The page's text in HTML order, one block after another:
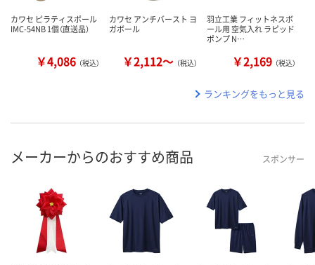
カワセ ピラティスポール
IMC-54NB 1個（直送品）
￥4,086 （税込）
カワセ アンチバースト ヨ
ガボール
￥2,112～ （税込）
羽立工業 フィットネスボ
ール用 空気入れ ラピッド
ポンプ N…
￥2,169 （税込）
ランキングをもっと見る
メーカーからのおすすめ商品 スポンサー